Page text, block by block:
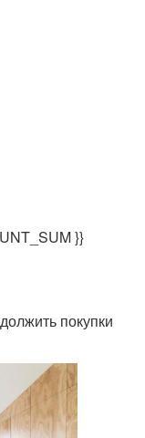
}}
покупки